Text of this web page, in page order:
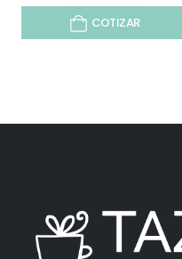
COTIZAR